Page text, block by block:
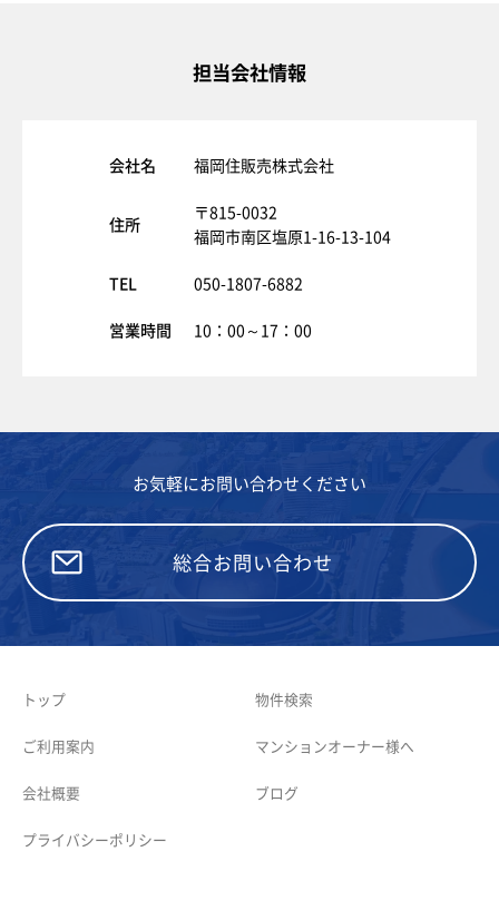
担当会社情報
会社名 福岡住販売株式会社
住所
〒815-0032
福岡市南区塩原1-16-13-104
TEL
050-1807-6882
営業時間
10：00～17：00
お気軽にお問い合わせください
総合お問い合わせ
トップ 物件検索
ご利用案内 マンションオーナー様へ
会社概要 ブログ
プライバシーポリシー